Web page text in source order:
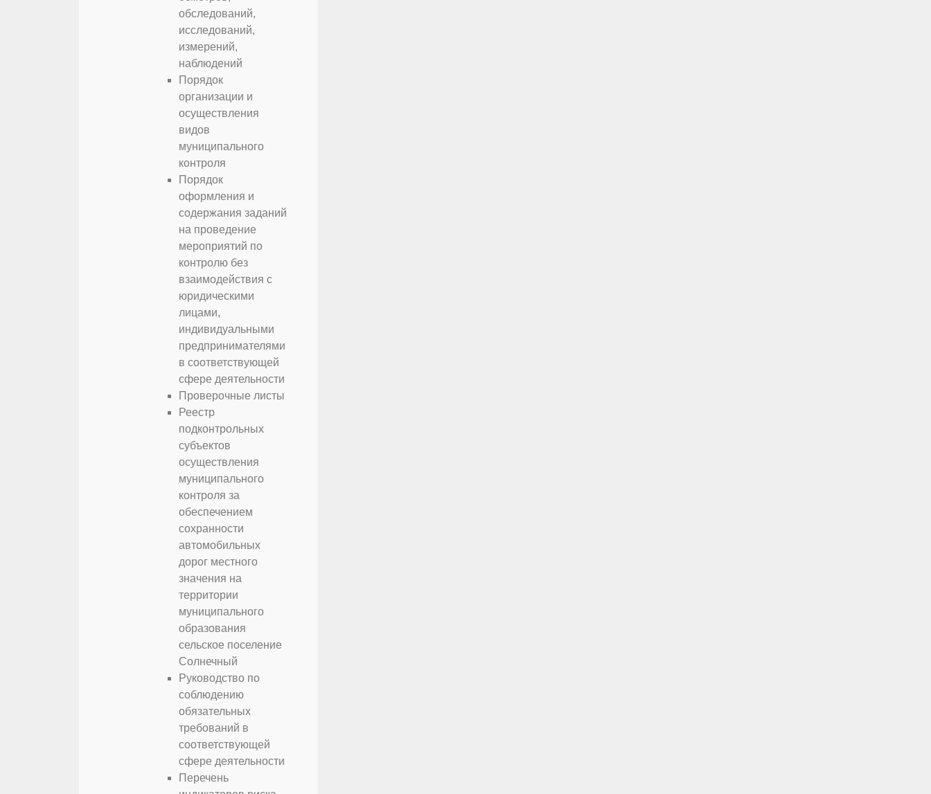
обследований,
исследований,
измерений,
наблюдений
Порядок
организации и
осуществления
видов
муниципального
контроля
Порядок
оформления и
содержания заданий
на проведение
мероприятий по
контролю без
взаимодействия с
юридическими
лицами,
индивидуальными
предпринимателями
в соответствующей
сфере деятельности
Проверочные листы
Реестр
подконтрольных
субъектов
осуществления
муниципального
контроля за
обеспечением
сохранности
автомобильных
дорог местного
значения на
территории
муниципального
образования
сельское поселение
Солнечный
Руководство по
соблюдению
обязательных
требований в
соответствующей
сфере деятельности
Перечень